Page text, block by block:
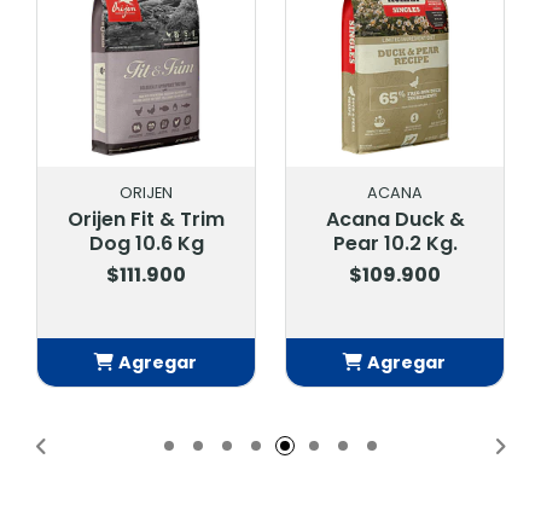
ORIJEN
Orijen Fit & Trim
Dog 10.6 Kg
$111.900
Agregar
ACANA
Acana Duck &
Pear 10.2 Kg.
$109.900
Agregar